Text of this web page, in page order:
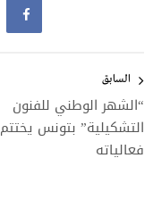
المقالات
السابق
“الشهر الوطني للفنون
التشكيلية” بتونس يختتم
فعالياته